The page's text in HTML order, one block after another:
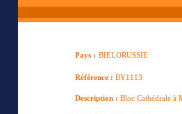
Pays : BIELORUSSIE
Référence : BY1113
Description : Bloc Cathédrale à